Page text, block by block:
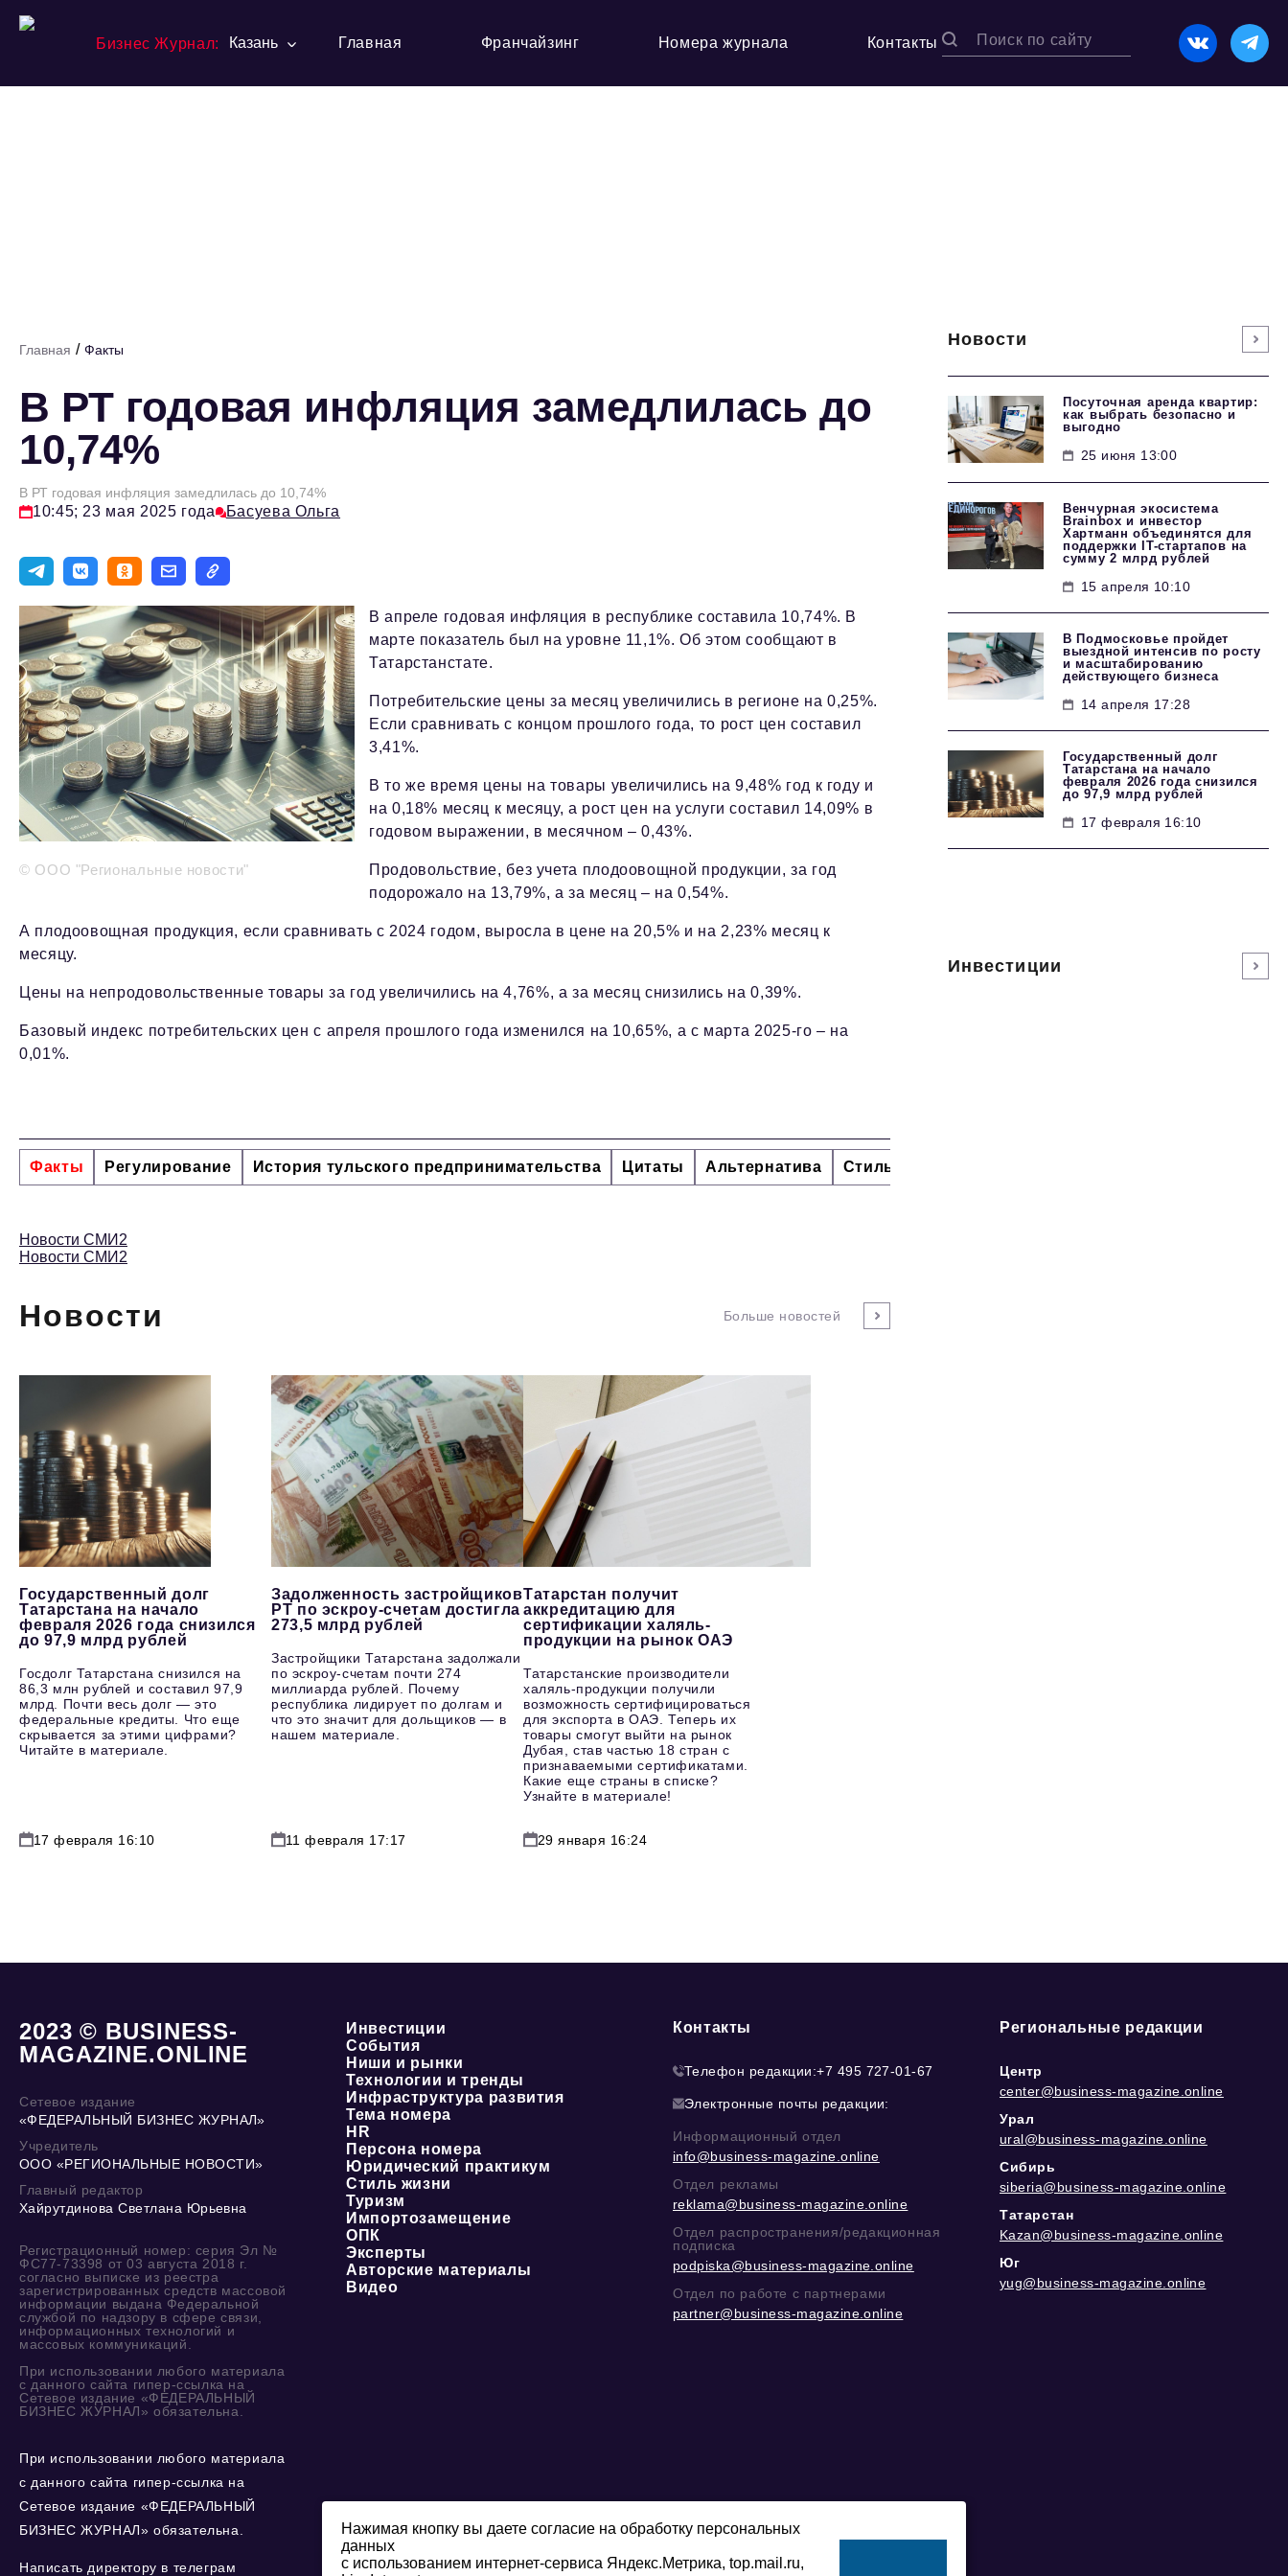
Бизнес Журнал: Казань Главная Франчайзинг Номера журнала Контакты
Главная / Факты
В РТ годовая инфляция замедлилась до
10,74%
В РТ годовая инфляция замедлилась до 10,74%
10:45; 23 мая 2025 года Басуева Ольга
© ООО "Региональные новости"
В апреле годовая инфляция в республике составила 10,74%. В
марте показатель был на уровне 11,1%. Об этом сообщают в
Татарстанстате.
Потребительские цены за месяц увеличились в регионе на 0,25%.
Если сравнивать с концом прошлого года, то рост цен составил
3,41%.
В то же время цены на товары увеличились на 9,48% год к году и
на 0,18% месяц к месяцу, а рост цен на услуги составил 14,09% в
годовом выражении, в месячном – 0,43%.
Продовольствие, без учета плодоовощной продукции, за год
подорожало на 13,79%, а за месяц – на 0,54%.
А плодоовощная продукция, если сравнивать с 2024 годом, выросла в цене на 20,5% и на 2,23% месяц к
месяцу.
Цены на непродовольственные товары за год увеличились на 4,76%, а за месяц снизились на 0,39%.
Базовый индекс потребительских цен с апреля прошлого года изменился на 10,65%, а с марта 2025-го – на
0,01%.
Факты Регулирование История тульского предпринимательства Цитаты Альтернатива Стиль жизни
Новости СМИ2
Новости СМИ2
Новости Больше новостей
Государственный долг
Татарстана на начало
февраля 2026 года снизился
до 97,9 млрд рублей
Госдолг Татарстана снизился на
86,3 млн рублей и составил 97,9
млрд. Почти весь долг — это
федеральные кредиты. Что еще
скрывается за этими цифрами?
Читайте в материале.
17 февраля 16:10
Задолженность застройщиков
РТ по эскроу-счетам достигла
273,5 млрд рублей
Застройщики Татарстана задолжали
по эскроу-счетам почти 274
миллиарда рублей. Почему
республика лидирует по долгам и
что это значит для дольщиков — в
нашем материале.
11 февраля 17:17
Татарстан получит
аккредитацию для
сертификации халяль-
продукции на рынок ОАЭ
Татарстанские производители
халяль-продукции получили
возможность сертифицироваться
для экспорта в ОАЭ. Теперь их
товары смогут выйти на рынок
Дубая, став частью 18 стран с
признаваемыми сертификатами.
Какие еще страны в списке?
Узнайте в материале!
29 января 16:24
Новости
Посуточная аренда квартир:
как выбрать безопасно и
выгодно
25 июня 13:00
Венчурная экосистема
Brainbox и инвестор
Хартманн объединятся для
поддержки IT-стартапов на
сумму 2 млрд рублей
15 апреля 10:10
В Подмосковье пройдет
выездной интенсив по росту
и масштабированию
действующего бизнеса
14 апреля 17:28
Государственный долг
Татарстана на начало
февраля 2026 года снизился
до 97,9 млрд рублей
17 февраля 16:10
Инвестиции
2023 © BUSINESS-
MAGAZINE.ONLINE
Сетевое издание
«ФЕДЕРАЛЬНЫЙ БИЗНЕС ЖУРНАЛ»
Учредитель
ООО «РЕГИОНАЛЬНЫЕ НОВОСТИ»
Главный редактор
Хайрутдинова Светлана Юрьевна
Регистрационный номер: серия Эл №
ФС77-73398 от 03 августа 2018 г.
согласно выписке из реестра
зарегистрированных средств массовой
информации выдана Федеральной
службой по надзору в сфере связи,
информационных технологий и
массовых коммуникаций.
При использовании любого материала
с данного сайта гипер-ссылка на
Сетевое издание «ФЕДЕРАЛЬНЫЙ
БИЗНЕС ЖУРНАЛ» обязательна.
При использовании любого материала
с данного сайта гипер-ссылка на
Сетевое издание «ФЕДЕРАЛЬНЫЙ
БИЗНЕС ЖУРНАЛ» обязательна.
Написать директору в телеграм
Инвестиции
События
Ниши и рынки
Технологии и тренды
Инфраструктура развития
Тема номера
HR
Персона номера
Юридический практикум
Стиль жизни
Туризм
Импортозамещение
ОПК
Эксперты
Авторские материалы
Видео
Контакты
Телефон редакции:+7 495 727-01-67
Электронные почты редакции:
Информационный отдел
info@business-magazine.online
Отдел рекламы
reklama@business-magazine.online
Отдел распространения/редакционная
подписка
podpiska@business-magazine.online
Отдел по работе с партнерами
partner@business-magazine.online
Региональные редакции
Центр
center@business-magazine.online
Урал
ural@business-magazine.online
Сибирь
siberia@business-magazine.online
Татарстан
Kazan@business-magazine.online
Юг
yug@business-magazine.online
Нажимая кнопку вы даете согласие на обработку персональных
данных
с использованием интернет-сервиса Яндекс.Метрика, top.mail.ru,